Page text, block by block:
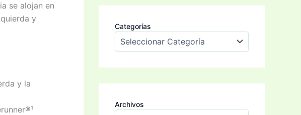
se alojan en
y
y la
Categorías
Archivos